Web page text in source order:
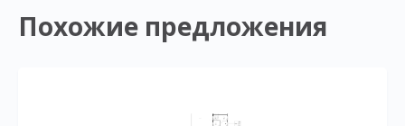
Похожие предложения